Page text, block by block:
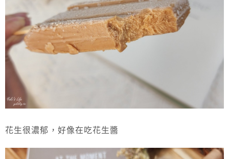
花生很濃郁，好像在吃花生醬